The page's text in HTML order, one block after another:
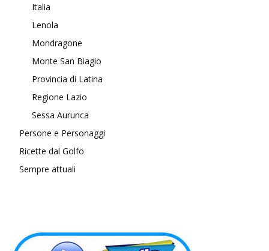
Italia
Lenola
Mondragone
Monte San Biagio
Provincia di Latina
Regione Lazio
Sessa Aurunca
Persone e Personaggi
Ricette dal Golfo
Sempre attuali